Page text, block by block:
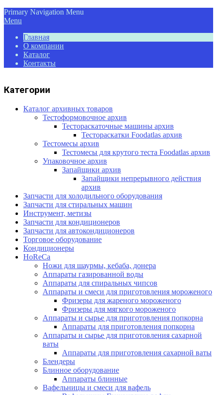
Primary Navigation Menu
Menu
Главная
О компании
Каталог
Контакты
Категории
Каталог архивных товаров
Тестоформовочное архив
Тестораскаточные машины архив
Тестораскатки Foodatlas архив
Тестомесы архив
Тестомесы для крутого теста Foodаtlas архив
Упаковочное архив
Запайщики архив
Запайщики непрерывного действия
архив
Запчасти для холодильного оборудования
Запчасти для стиральных машин
Инструмент, метизы
Запчасти для кондиционеров
Запчасти для автокондиционеров
Торговое оборудование
Кондиционеры
HoReCa
Ножи для шаурмы, кебаба, донера
Аппараты газированной воды
Аппараты для спиральных чипсов
Аппараты и смеси для приготовления мороженого
Фризеры для жареного мороженого
Фризеры для мягкого мороженого
Аппараты и сырье для приготовления попкорна
Аппараты для приготовления попкорна
Аппараты и сырье для приготовления сахарной
ваты
Аппараты для приготовления сахарной ваты
Блендеры
Блинное оборудование
Аппараты блинные
Вафельницы и смеси для вафель